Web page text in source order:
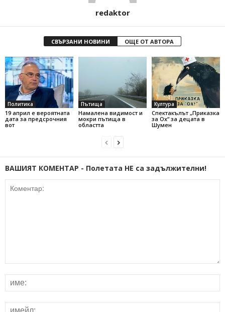
redaktor
СВЪРЗАНИ НОВИНИ ОЩЕ ОТ АВТОРА
Политика
19 април е вероятната
дата за предсрочния
вот
Пътища
Намалена видимост и
мокри пътища в
областта
Култура
Спектакълът „Приказка
за Ох“ за децата в
Шумен
ВАШИЯТ КОМЕНТАР - Полетата НЕ са задължителни!